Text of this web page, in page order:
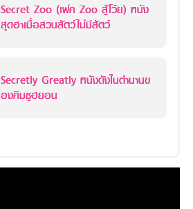
Secret Zoo (เฟค Zoo สู้โว้ย) หนัง
สุดฮาเมื่อสวนสัตว์ไม่มีสัตว์
Secretly Greatly หนังดังในตำนานข
องคิมซูฮยอน